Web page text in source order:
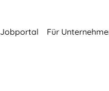
Jobportal Für